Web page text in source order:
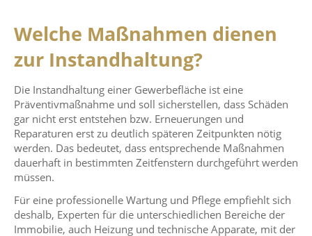
Welche Maßnahmen dienen
zur Instandhaltung?
Die Instandhaltung einer Gewerbefläche ist eine
Präventivmaßnahme und soll sicherstellen, dass Schäden
gar nicht erst entstehen bzw. Erneuerungen und
Reparaturen erst zu deutlich späteren Zeitpunkten nötig
werden. Das bedeutet, dass entsprechende Maßnahmen
dauerhaft in bestimmten Zeitfenstern durchgeführt werden
müssen.
Für eine professionelle Wartung und Pflege empfiehlt sich
deshalb, Experten für die unterschiedlichen Bereiche der
Immobilie, auch Heizung und technische Apparate, mit der